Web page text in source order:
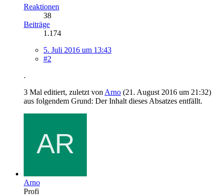
Reaktionen
38
Beiträge
1.174
5. Juli 2016 um 13:43
#2
.
3 Mal editiert, zuletzt von Arno (21. August 2016 um 21:32)
aus folgendem Grund: Der Inhalt dieses Absatzes entfällt.
Arno
Profi